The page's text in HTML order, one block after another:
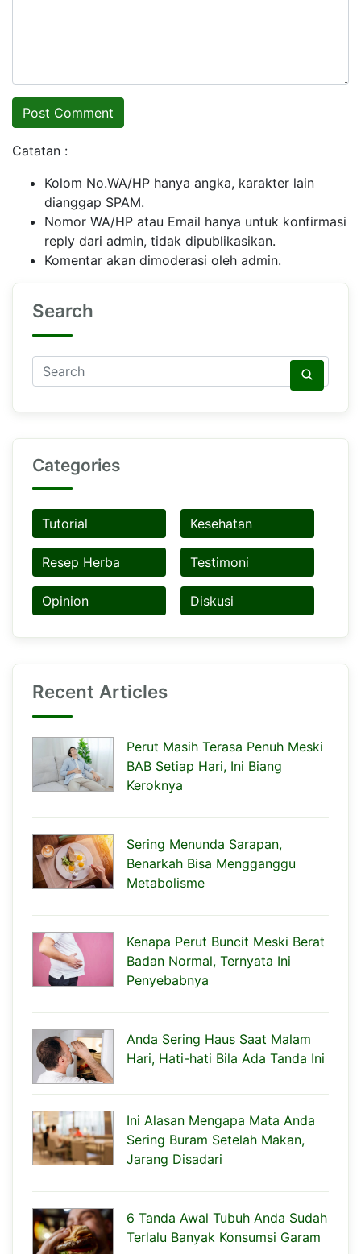
Catatan :
Kolom No.WA/HP hanya angka, karakter lain
dianggap SPAM.
Nomor WA/HP atau Email hanya untuk konfirmasi
reply dari admin, tidak dipublikasikan.
Komentar akan dimoderasi oleh admin.
Search
Categories
Tutorial Kesehatan
Resep Herba Testimoni
Opinion Diskusi
Recent Articles
Perut Masih Terasa Penuh Meski
BAB Setiap Hari, Ini Biang
Keroknya
Sering Menunda Sarapan,
Benarkah Bisa Mengganggu
Metabolisme
Kenapa Perut Buncit Meski Berat
Badan Normal, Ternyata Ini
Penyebabnya
Anda Sering Haus Saat Malam
Hari, Hati-hati Bila Ada Tanda Ini
Ini Alasan Mengapa Mata Anda
Sering Buram Setelah Makan,
Jarang Disadari
6 Tanda Awal Tubuh Anda Sudah
Terlalu Banyak Konsumsi Garam